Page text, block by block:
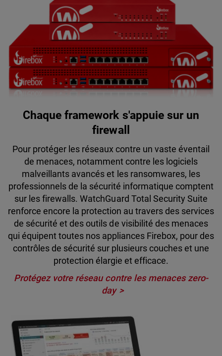
Chaque framework s'appuie sur un
firewall
Pour protéger les réseaux contre un vaste éventail
de menaces, notamment contre les logiciels
malveillants avancés et les ransomwares, les
professionnels de la sécurité informatique comptent
sur les firewalls. WatchGuard Total Security Suite
renforce encore la protection au travers des services
de sécurité et des outils de visibilité des menaces
qui équipent toutes nos appliances Firebox, pour des
contrôles de sécurité sur plusieurs couches et une
protection élargie et efficace.
Protégez votre réseau contre les menaces zero-
day